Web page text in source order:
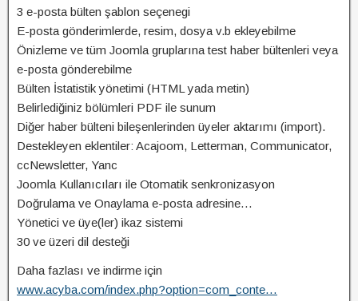
3 e-posta bülten şablon seçenegi
E-posta gönderimlerde, resim, dosya v.b ekleyebilme
Önizleme ve tüm Joomla gruplarına test haber bültenleri veya
e-posta gönderebilme
Bülten İstatistik yönetimi (HTML yada metin)
Belirlediğiniz bölümleri PDF ile sunum
Diğer haber bülteni bileşenlerinden üyeler aktarımı (import).
Destekleyen eklentiler: Acajoom, Letterman, Communicator,
ccNewsletter, Yanc
Joomla Kullanıcıları ile Otomatik senkronizasyon
Doğrulama ve Onaylama e-posta adresine…
Yönetici ve üye(ler) ikaz sistemi
30 ve üzeri dil desteği
Daha fazlası ve indirme için
www.acyba.com/index.php?option=com_conte…